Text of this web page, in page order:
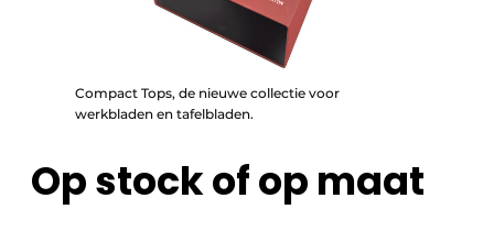
Compact Tops, de nieuwe collectie voor
werkbladen en tafelbladen.
Op stock of op maat